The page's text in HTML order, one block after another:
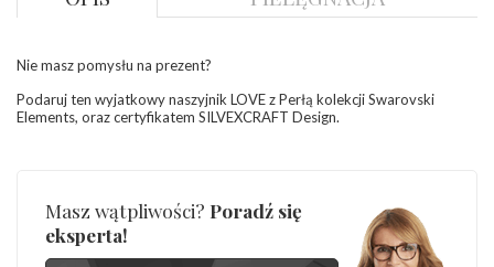
INNE PARAMETRY
Nie masz pomysłu na prezent?
Podaruj ten wyjatkowy naszyjnik LOVE z Perłą kolekcji Swarovski
Elements, oraz certyfikatem SILVEXCRAFT Design.
Masz wątpliwości? Poradź się
eksperta!